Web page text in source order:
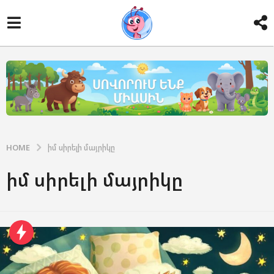
HOME իմ սիրելի մայրիկը
իմ սիրելի մայրիկը